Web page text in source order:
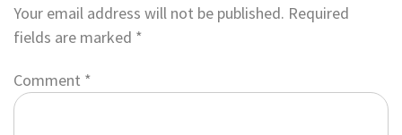
Your email address will not be published. Required
fields are marked *
Comment *